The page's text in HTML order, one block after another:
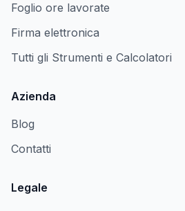
Foglio ore lavorate
Firma elettronica
Tutti gli Strumenti e Calcolatori
Azienda
Blog
Contatti
Legale